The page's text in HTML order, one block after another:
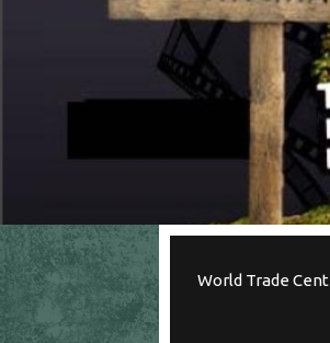
World Trade